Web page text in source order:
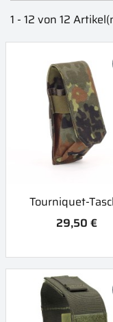
1 - 12 von 12
Tourniquet-
29,50 €